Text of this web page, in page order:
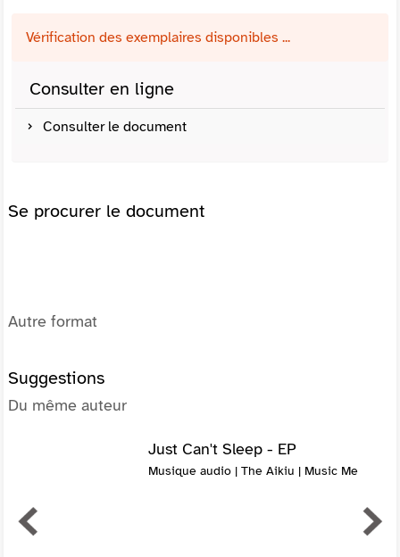
Vérification des exemplaires disponibles ...
Consulter en ligne
Consulter le document
Se procurer le document
Autre format
Suggestions
Du même auteur
Just Can't Sleep - EP
Musique audio | The Aikiu | Music Me